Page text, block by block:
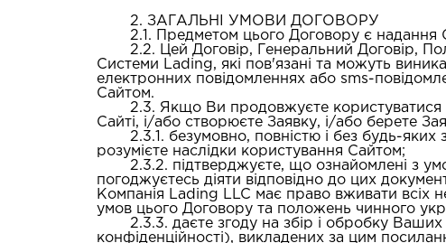
2. ЗАГАЛЬНІ УМОВИ ДОГОВОРУ
2.1. Предметом цього Договору є
2.2. Цей Договір, Генеральний Договір,
Системи Lading, які пов'язані та можуть
електронних повідомленнях або sms-
Сайтом.
2.3. Якщо Ви продовжуєте користуватися
Сайті, і/або створюєте Заявку, і/або берете
2.3.1. безумовно, повністю і без будь-
розумієте наслідки користування Сайтом;
2.3.2. підтверджуєте, що ознайомлені з
погоджуєтесь діяти відповідно до цих
Компанія Lading LLC має право вживати всіх
умов цього Договору та положень чинного
2.3.3. даєте згоду на збір і обробку
конфіденційності), викладених за цим